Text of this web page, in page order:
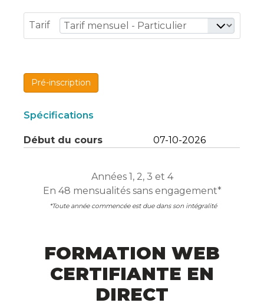
Tarif
Pré-inscription
Spécifications
Début du cours 07-10-2026
Années 1, 2, 3 et 4
En 48 mensualités sans engagement*
*Toute année commencée est due dans son intégralité
FORMATION WEB
CERTIFIANTE EN
DIRECT